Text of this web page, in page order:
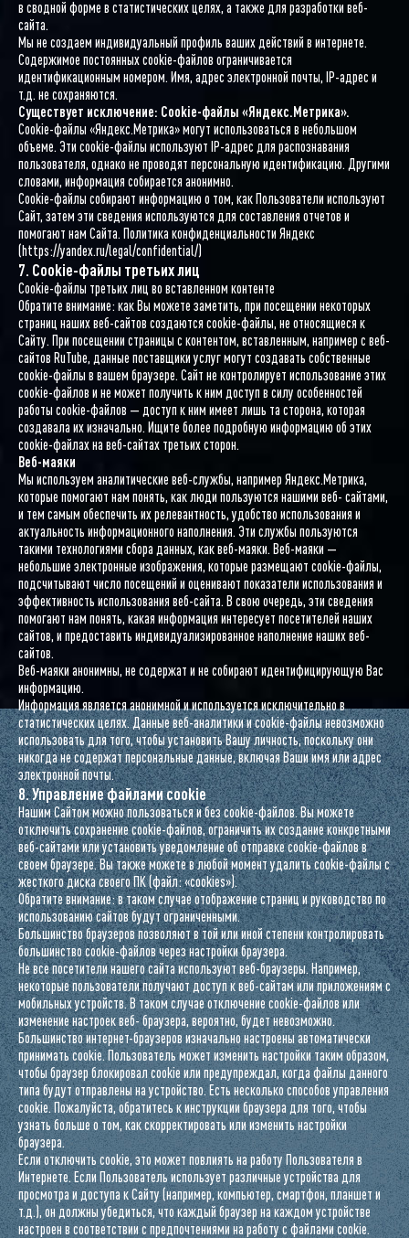
в сводной форме в статистических целях, а также для разработки веб-
сайта.
Мы не создаем индивидуальный профиль ваших действий в интернете.
Содержимое постоянных cookie-файлов ограничивается
идентификационным номером. Имя, адрес электронной почты, IP-адрес и
т.д. не сохраняются.
Существует исключение: Cookie-файлы «Яндекс.Метрика».
Cookie-файлы «Яндекс.Метрика» могут использоваться в небольшом
объеме. Эти cookie-файлы используют IP-адрес для распознавания
пользователя, однако не проводят персональную идентификацию. Другими
словами, информация собирается анонимно.
Cookie-файлы собирают информацию о том, как Пользователи используют
Сайт, затем эти сведения используются для составления отчетов и
помогают нам Сайта. Политика конфиденциальности Яндекс
(https://yandex.ru/legal/confidential/)
7. Cookie-файлы третьих лиц
Cookie-файлы третьих лиц во вставленном контенте
Обратите внимание: как Вы можете заметить, при посещении некоторых
страниц наших веб-сайтов создаются cookie-файлы, не относящиеся к
Сайту. При посещении страницы с контентом, вставленным, например с веб-
сайтов RuTube, данные поставщики услуг могут создавать собственные
cookie-файлы в вашем браузере. Сайт не контролирует использование этих
cookie-файлов и не может получить к ним доступ в силу особенностей
работы cookie-файлов — доступ к ним имеет лишь та сторона, которая
создавала их изначально. Ищите более подробную информацию об этих
cookie-файлах на веб-сайтах третьих сторон.
Веб-маяки
Мы используем аналитические веб-службы, например Яндекс.Метрика,
которые помогают нам понять, как люди пользуются нашими веб- сайтами,
и тем самым обеспечить их релевантность, удобство использования и
актуальность информационного наполнения. Эти службы пользуются
такими технологиями сбора данных, как веб-маяки. Веб-маяки —
небольшие электронные изображения, которые размещают cookie-файлы,
подсчитывают число посещений и оценивают показатели использования и
эффективность использования веб-сайта. В свою очередь, эти сведения
помогают нам понять, какая информация интересует посетителей наших
сайтов, и предоставить индивидуализированное наполнение наших веб-
сайтов.
Веб-маяки анонимны, не содержат и не собирают идентифицирующую Вас
информацию.
Информация является анонимной и используется исключительно в
статистических целях. Данные веб-аналитики и cookie-файлы невозможно
использовать для того, чтобы установить Вашу личность, поскольку они
никогда не содержат персональные данные, включая Ваши имя или адрес
электронной почты.
8. Управление файлами cookie
Нашим Сайтом можно пользоваться и без cookie-файлов. Вы можете
отключить сохранение cookie-файлов, ограничить их создание конкретными
веб-сайтами или установить уведомление об отправке cookie-файлов в
своем браузере. Вы также можете в любой момент удалить cookie-файлы с
жесткого диска своего ПК (файл: «cookies»).
Обратите внимание: в таком случае отображение страниц и руководство по
использованию сайтов будут ограниченными.
Большинство браузеров позволяют в той или иной степени контролировать
большинство cookie-файлов через настройки браузера.
Не все посетители нашего сайта используют веб-браузеры. Например,
некоторые пользователи получают доступ к веб-сайтам или приложениям с
мобильных устройств. В таком случае отключение cookie-файлов или
изменение настроек веб- браузера, вероятно, будет невозможно.
Большинство интернет-браузеров изначально настроены автоматически
принимать cookie. Пользователь может изменить настройки таким образом,
чтобы браузер блокировал cookie или предупреждал, когда файлы данного
типа будут отправлены на устройство. Есть несколько способов управления
cookie. Пожалуйста, обратитесь к инструкции браузера для того, чтобы
узнать больше о том, как скорректировать или изменить настройки
браузера.
Если отключить cookie, это может повлиять на работу Пользователя в
Интернете. Если Пользователь использует различные устройства для
просмотра и доступа к Сайту (например, компьютер, смартфон, планшет и
т.д.), он должны убедиться, что каждый браузер на каждом устройстве
настроен в соответствии с предпочтениями на работу с файлами cookie.